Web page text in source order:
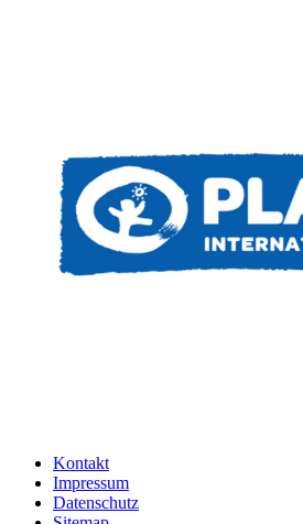
Kontakt
Impressum
Datenschutz